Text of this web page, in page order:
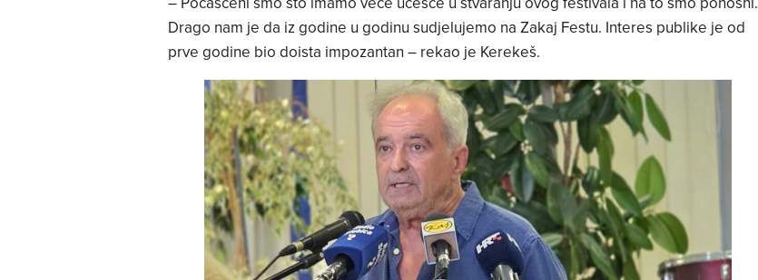
Drago nam je da iz godine u godinu sudjelujemo na Zakaj Festu. Interes publike je od
prve godine bio doista impozantan – rekao je Kerekeš.